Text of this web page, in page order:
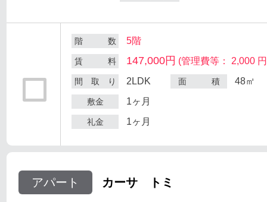
階 数 5階
賃 料 147,000円 (管理費等： 2,000
間 取 り 2LDK 面 積 48㎡
敷金 1ヶ月
礼金 1ヶ月
アパート カーサ トミ